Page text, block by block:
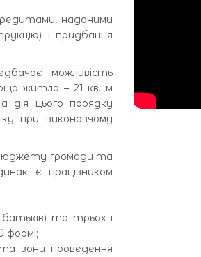
наданими
і придбання
можливість
житла – 21 кв. м
дія цього порядку
при виконавчому
громади та
є працівником
та трьох і
формі;
зони проведення